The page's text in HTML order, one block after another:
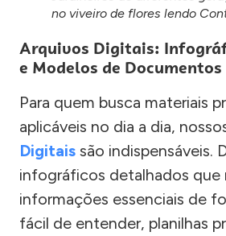
no viveiro de flores lendo
Arquivos Digitais:
e Modelos de Documentos
Para quem busca materiais
aplicáveis no dia a dia,
Digitais são indispensáveis.
infográficos detalhados que
informações essenciais de
fácil de entender, planilhas